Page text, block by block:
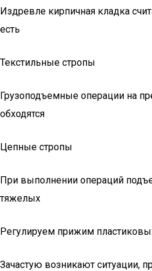
Издревле кирпичная кладка
есть
Текстильные стропы
Грузоподъемные операции на
обходятся
Цепные стропы
При выполнении операций
тяжелых
Регулируем прижим
Зачастую возникают ситуации,